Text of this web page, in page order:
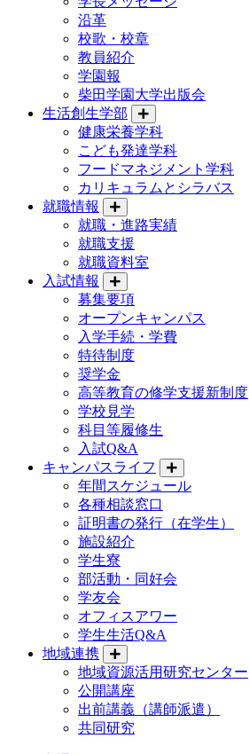
沿革
校歌・校章
教員紹介
学園報
柴田学園大学出版会
生活創生学部
健康栄養学科
こども発達学科
フードマネジメント学科
カリキュラムとシラバス
就職情報
就職・進路実績
就職支援
就職資料室
入試情報
募集要項
オープンキャンパス
入学手続・学費
特待制度
奨学金
高等教育の修学支援新制度
学校見学
科目等履修生
入試Q&A
キャンパスライフ
年間スケジュール
各種相談窓口
証明書の発行（在学生）
施設紹介
学生寮
部活動・同好会
学友会
オフィスアワー
学生生活Q&A
地域連携
地域資源活用研究センター
公開講座
出前講義（講師派遣）
共同研究